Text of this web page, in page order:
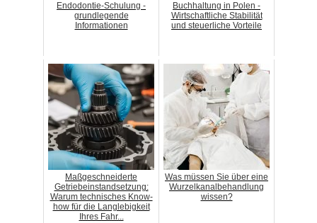
Endodontie-Schulung -
grundlegende
Informationen
Buchhaltung in Polen -
Wirtschaftliche Stabilität
und steuerliche Vorteile
Maßgeschneiderte
Getriebeinstandsetzung:
Warum technisches Know-
how für die Langlebigkeit
Ihres Fahr...
Was müssen Sie über eine
Wurzelkanalbehandlung
wissen?